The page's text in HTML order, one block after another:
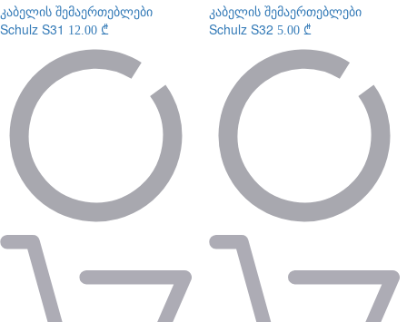
კაბელის შემაერთებლები
Schulz S31 12.00 ₾
კაბელის შემაერთებლები
Schulz S32 5.00 ₾